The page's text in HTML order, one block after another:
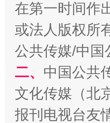
千年窑火 生生不
在第一时间作
或法人版权所
公共传媒/中国
二、 中国公共
文化传媒（北
报刊电视台友